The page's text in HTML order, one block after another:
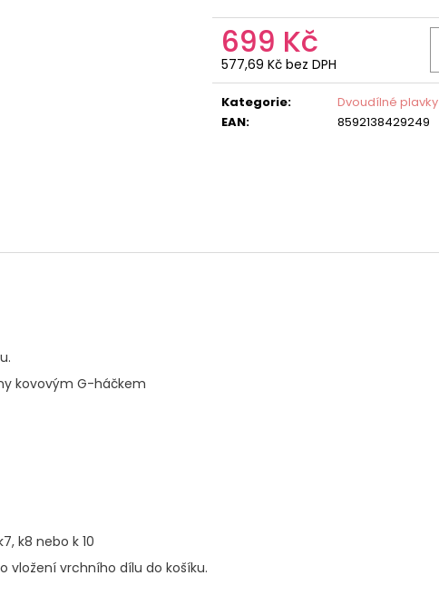
699 Kč
577,69 Kč bez DPH
Měrná
cena:
Kategorie:
Dvoudílné plavky
EAN: 8592138429249
kovovým G-háčkem
k8 nebo k 10
vložení vrchního dílu do košíku.